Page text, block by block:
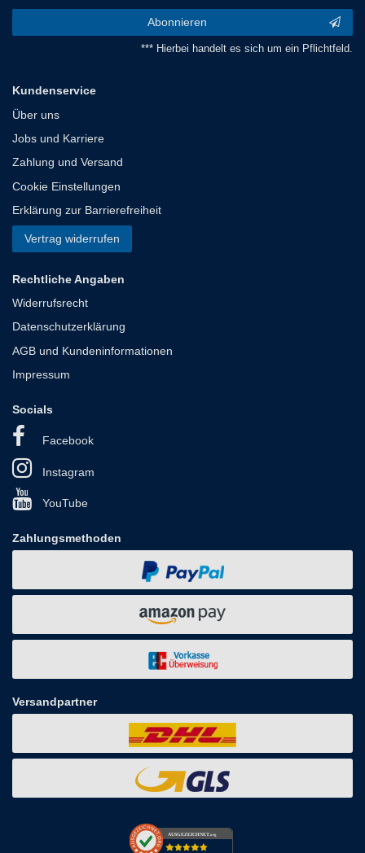
Abonnieren
*** Hierbei handelt es sich um ein Pflichtfeld.
Kundenservice
Über uns
Jobs und Karriere
Zahlung und Versand
Cookie Einstellungen
Erklärung zur Barrierefreiheit
Vertrag widerrufen
Rechtliche Angaben
Widerrufsrecht
Datenschutzerklärung
AGB und Kundeninformationen
Impressum
Socials
Facebook
Instagram
YouTube
Zahlungsmethoden
Versandpartner
AUSGEZEICHNET.org